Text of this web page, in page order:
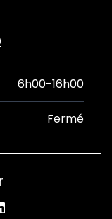
6h00-16h00
Fermé